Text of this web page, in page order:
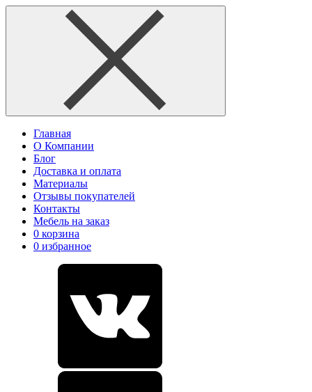
Главная
О Компании
Блог
Доставка и оплата
Материалы
Отзывы покупателей
Контакты
Мебель на заказ
0 корзина
0 избранное